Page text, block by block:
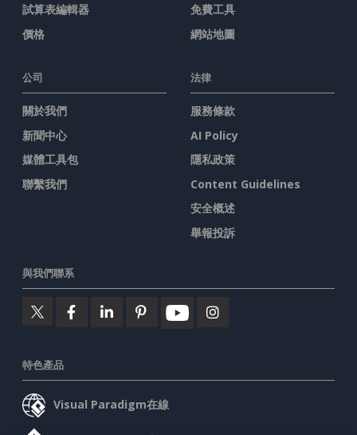
試算表編輯器
價格
免費工具
網站地圖
公司
關於我們
新聞中心
媒體工具包
聯繫我們
法律
服務條款
AI Policy
隱私政策
Content Guidelines
安全概述
舉報投訴
與我們聯系
特色產品
Visual Paradigm在線